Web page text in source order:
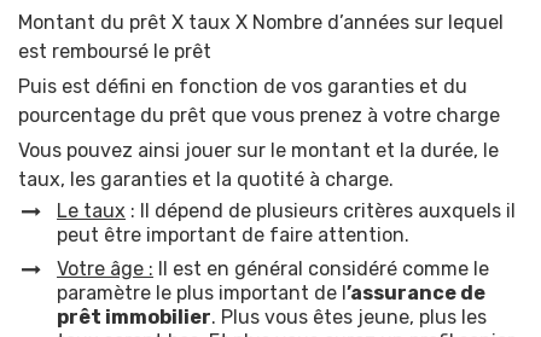
Montant du prêt X taux X Nombre d’années sur lequel
est remboursé le prêt
Puis est défini en fonction de vos garanties et du
pourcentage du prêt que vous prenez à votre charge
Vous pouvez ainsi jouer sur le montant et la durée, le
taux, les garanties et la quotité à charge.
Le taux : Il dépend de plusieurs critères auxquels il
peut être important de faire attention.
Votre âge : Il est en général considéré comme le
paramètre le plus important de l’assurance de
prêt immobilier. Plus vous êtes jeune, plus les